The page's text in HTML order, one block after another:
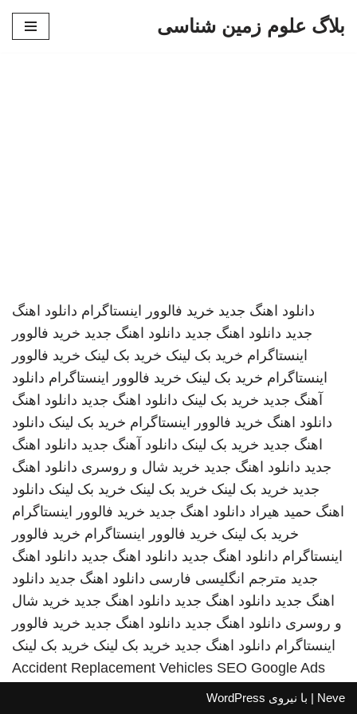
بلاگ علوم زمین شناسی
دانلود اهنگ جدید خرید فالوور اینستاگرام دانلود اهنگ
جدید دانلود اهنگ جدید دانلود اهنگ جدید خرید فالوور
اینستاگرام خرید بک لینک خرید بک لینک خرید فالوور
اینستاگرام خرید بک لینک خرید فالوور اینستاگرام دانلود
آهنگ جدید خرید بک لینک دانلود اهنگ جدید دانلود اهنگ
دانلود اهنگ خرید فالوور اینستاگرام خرید بک لینک دانلود
اهنگ جدید خرید بک لینک دانلود آهنگ جدید دانلود اهنگ
جدید دانلود اهنگ جدید خرید شال و روسری دانلود اهنگ
جدید خرید بک لینک خرید بک لینک خرید بک لینک دانلود
اهنگ حمید هیراد دانلود اهنگ جدید خرید فالوور اینستاگرام
خرید بک لینک خرید فالوور اینستاگرام خرید فالوور
اینستاگرام دانلود اهنگ جدید دانلود اهنگ جدید دانلود اهنگ
جدید مترجم انگلیسی فارسی دانلود اهنگ جدید دانلود
اهنگ جدید دانلود اهنگ جدید دانلود اهنگ جدید خرید شال
و روسری دانلود اهنگ جدید دانلود اهنگ جدید خرید فالوور
اینستاگرام دانلود اهنگ جدید خرید بک لینک خرید بک لینک
Accident Replacement Vehicles SEO Google Ads
Neve | با نیروی WordPress